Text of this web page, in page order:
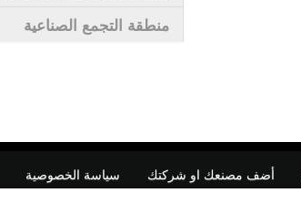
منطقة التجمع الصناعية
أضف مصنعك او شركتك سياسة الخصوصية